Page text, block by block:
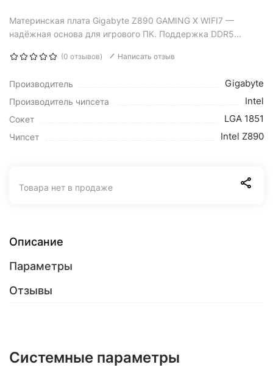
Материнская плата Gigabyte Z890 GAMING X WIFI7 —
надёжная основа для игрового ПК. Поддержка DDR5...
(0 отзывов) Написать отзыв
Производитель Gigabyte
Производитель чипсета Intel
Сокет LGA 1851
Чипсет Intel Z890
Товара нет в продаже
Описание
Параметры
Отзывы
Системные параметры